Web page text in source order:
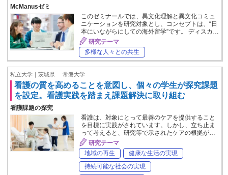
McManusゼミ
このゼミナールでは、異文化理解と異文化コミュ
ニケーションを研究対象とし、コンセプトは、“日
本にいながらにしての海外留学”です。 ディスカ…
研究テーマ
多様な人々との共生
私立大学｜茨城県 常磐大学
看護の質を高めることを意図し、個々の学生が探究課題
を設定。看護実践を踏まえ課題解決に取り組む
看護課題の探究
看護は、対象にとって最善のケアを提供すること
を目標に実践がされています。しかし、立ち止ま
って考えると、研究等で示されたケアの根拠が…
研究テーマ
地域の再生
健康な生活の実現
持続可能な社会の実現